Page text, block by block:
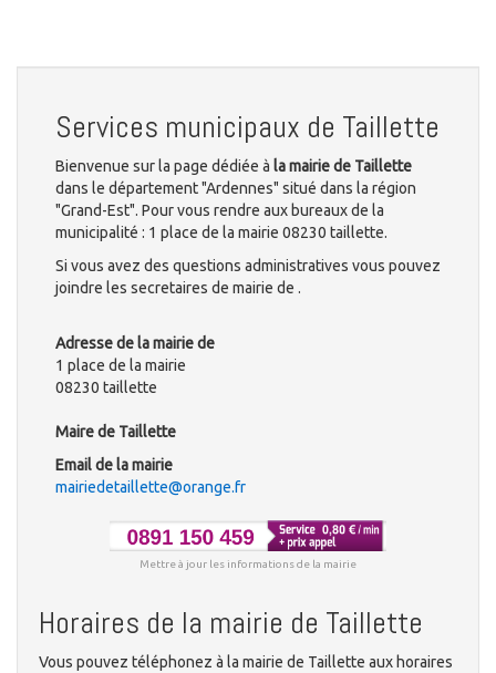
Services municipaux de Taillette
Bienvenue sur la page dédiée à la mairie de Taillette
dans le département "Ardennes" situé dans la région
"Grand-Est". Pour vous rendre aux bureaux de la
municipalité : 1 place de la mairie 08230 taillette.
Si vous avez des questions administratives vous pouvez
joindre les secretaires de mairie de .
Adresse de la mairie de
1 place de la mairie
08230 taillette
Maire de Taillette
Email de la mairie
mairiedetaillette@orange.fr
Mettre à jour les informations de la mairie
Horaires de la mairie de Taillette
Vous pouvez téléphonez à la mairie de Taillette aux horaires